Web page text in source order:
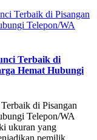
Terbaik di
Hemat Hubungi
di Pisangan
Telepon/WA
ukuran yang
pemilik